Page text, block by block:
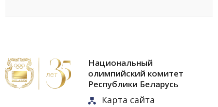
Национальный
олимпийский комитет
Республики Беларусь
Карта сайта